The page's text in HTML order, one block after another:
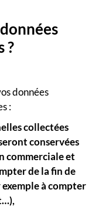
?
données
:
collectées
conservées
commerciale et
de la fin de
à compter